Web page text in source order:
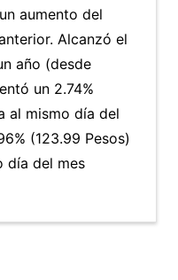
aumento del
Alcanzó el
año (desde
un 2.74%
al mismo día del
(123.99 Pesos)
día del mes